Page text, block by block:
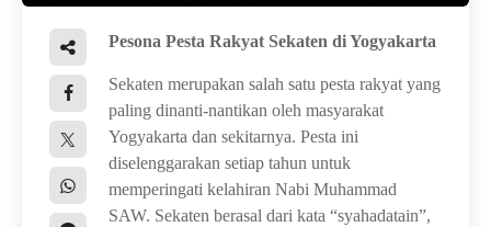
Pesona Pesta Rakyat Sekaten di Yogyakarta
Sekaten merupakan salah satu pesta rakyat yang
paling dinanti-nantikan oleh masyarakat
Yogyakarta dan sekitarnya. Pesta ini
diselenggarakan setiap tahun untuk
memperingati kelahiran Nabi Muhammad
SAW. Sekaten berasal dari kata “syahadatain”,